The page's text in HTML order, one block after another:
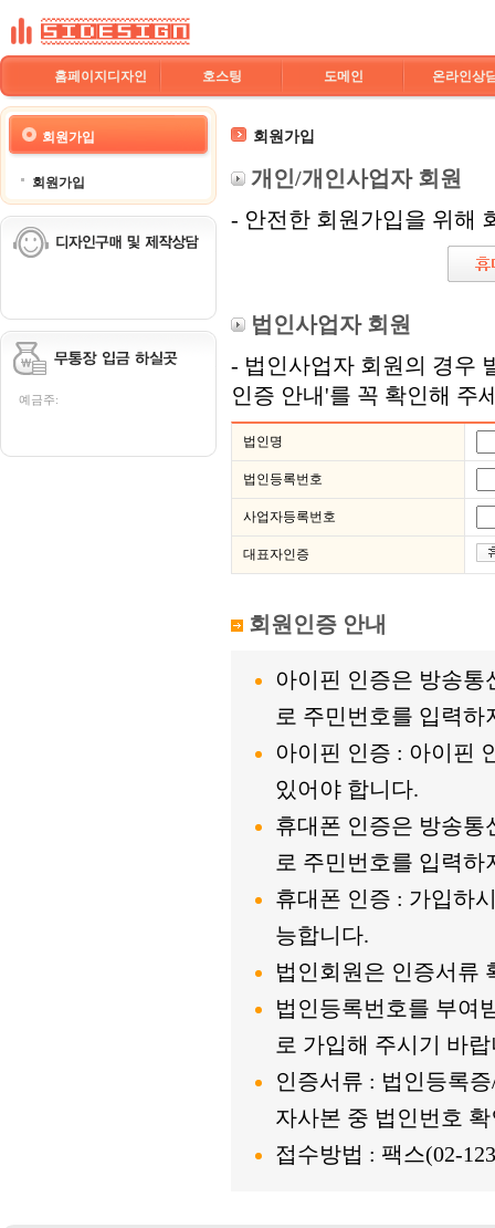
홈페이지디자인 호스팅 도메인 온라인상
회원가입
회원가입
예금주:
회원가입
개인/개인사업자 회원
- 안전한 회원가입을 위해
법인사업자 회원
- 법인사업자 회원의 경우
인증 안내'를 꼭 확인해 주
법인명
법인등록번호
사업자등록번호
대표자인증
회원인증 안내
아이핀 인증은 방송통
로 주민번호를 입력
아이핀 인증 : 아이핀
있어야 합니다.
휴대폰 인증은 방송통
로 주민번호를 입력
휴대폰 인증 : 가입하
능합니다.
법인회원은 인증서류
법인등록번호를 부여
로 가입해 주시기 바
인증서류 : 법인등록
자사본 중 법인번호
접수방법 : 팩스(02-